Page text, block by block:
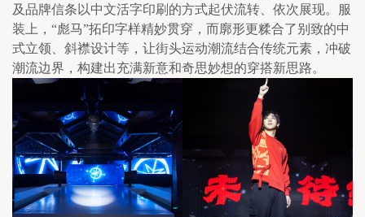
及品牌信条以中文活字印刷的方式起伏流转、依次展现。服
装上，“彪马”拓印字样精妙贯穿，而廓形更糅合了别致的中
式立领、斜襟设计等，让街头运动潮流结合传统元素，冲破
潮流边界，构建出充满新意和奇思妙想的穿搭新思路。